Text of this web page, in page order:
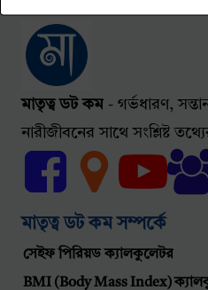
মাতৃত্ব ডট কম- গর্ভধারণ,
নারীজীবনের সাথে সংশ্লিষ্ট
মাতৃত্ব ডট কম সম্পর্কে
সেইফ পিরিয়ড ক্যালকুলেটর
BMI (Body Mass Index)